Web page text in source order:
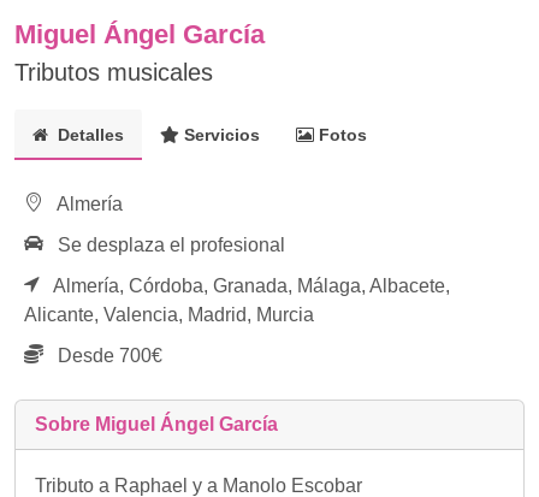
Miguel Ángel García
Tributos musicales
Detalles Servicios Fotos
Almería
Se desplaza el profesional
Almería, Córdoba, Granada, Málaga, Albacete,
Alicante, Valencia, Madrid, Murcia
Desde 700€
Sobre Miguel Ángel García
Tributo a Raphael y a Manolo Escobar